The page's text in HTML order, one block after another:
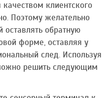
клиентского
Поэтому желательно
оставлять обратную
форме, оставляя у
след. Используя
решить следующим